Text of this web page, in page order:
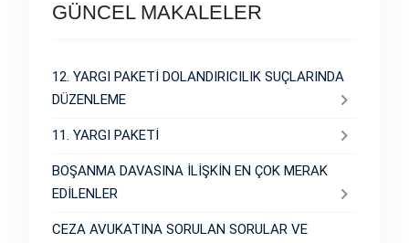
GÜNCEL MAKALELER
12. YARGI PAKETİ DOLANDIRICILIK SUÇLARINDA
DÜZENLEME
11. YARGI PAKETİ
BOŞANMA DAVASINA İLİŞKİN EN ÇOK MERAK
EDİLENLER
CEZA AVUKATINA SORULAN SORULAR VE